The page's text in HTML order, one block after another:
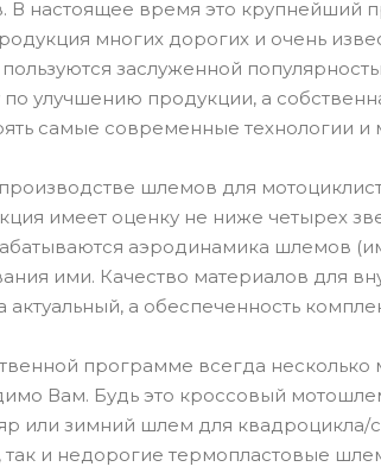
В настоящее время это крупнейший
многих дорогих и очень
заслуженной
улучшению продукции, а
самые современные технологии и
шлемов для
имеет оценку не ниже четырех
аэродинамика шлемов
ими. Качество материалов для
актуальный, а обеспеченность
программе всегда
Вам. Будь это кроссовый
или зимний шлем для квадроцикла/
и недорогие термопластовые